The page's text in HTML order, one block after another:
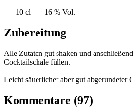
10 cl
16 % Vol.
Zubereitung
Alle Zutaten gut shaken und
Cocktailschale füllen.
Leicht säuerlicher aber gut abgerundeter
Kommentare (97)